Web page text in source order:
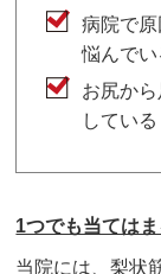
病院で
悩んでい
お尻か
している
1つでも当ては
当院には、梨状